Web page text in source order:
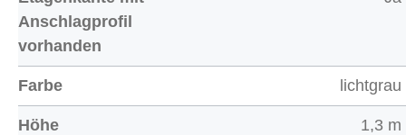
Anschlagprofil
vorhanden
Farbe lichtgrau
Höhe 1,3 m